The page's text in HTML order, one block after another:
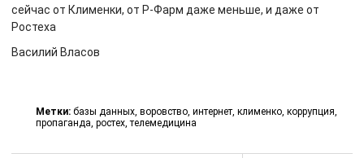
сейчас от Клименки, от Р-Фарм даже меньше, и даже от
Ростеха
Василий Власов
Метки: базы данных, воровство, интернет, клименко, коррупция,
пропаганда, ростех,телемедицина